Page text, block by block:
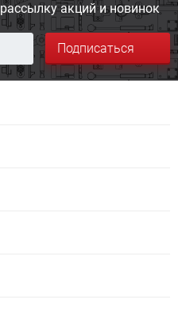
рассылку акций и новинок
Подписаться